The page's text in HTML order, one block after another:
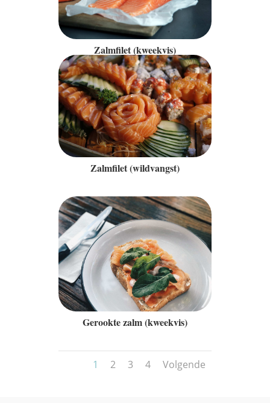
Zalmfilet (kweekvis)
Zalmfilet (wildvangst)
Gerookte zalm (kweekvis)
1 2 3 4 Volgende